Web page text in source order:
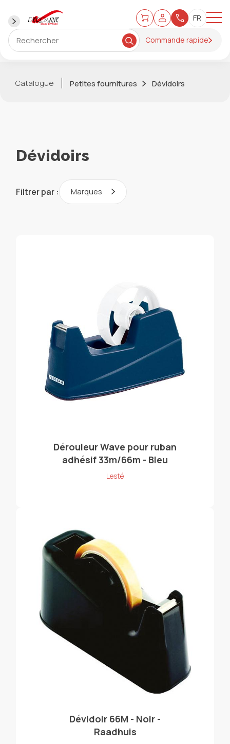
Commande rapide
Catalogue Petites fournitures Dévidoirs
Dévidoirs
Filtrer par : Marques
Dérouleur Wave pour ruban
adhésif 33m/66m - Bleu
Lesté
Dévidoir 66M - Noir -
Raadhuis